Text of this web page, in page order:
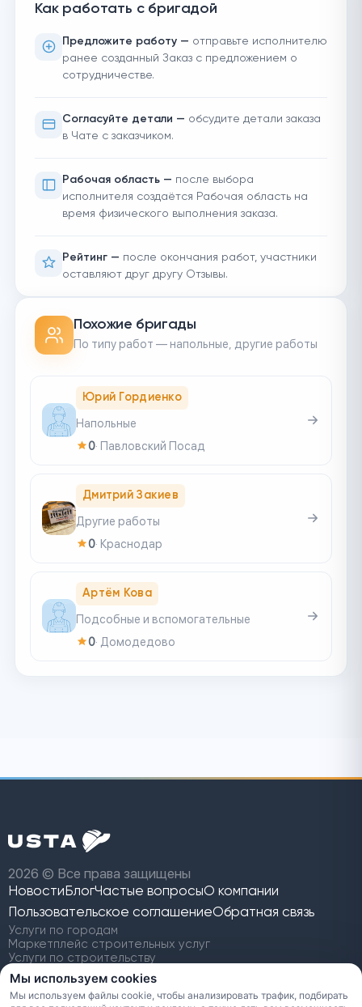
Как работать с бригадой
Предложите работу — отправьте исполнителю
ранее созданный Заказ с предложением о
сотрудничестве.
Согласуйте детали — обсудите детали заказа
в Чате с заказчиком.
Рабочая область — после выбора
исполнителя создаётся Рабочая область на
время физического выполнения заказа.
Рейтинг — после окончания работ, участники
оставляют друг другу Отзывы.
Похожие бригады
По типу работ — напольные, другие работы
Юрий Гордиенко
Напольные
0· Павловский Посад
Дмитрий Закиев
Другие работы
0· Краснодар
Артём Кова
Подсобные и вспомогательные
0· Домодедово
2026 © Все права защищены
Новости БлогЧастые вопросыО компании
Пользовательское соглашениеОбратная связь
Услуги по городам
Маркетплейс строительных услуг
Услуги по строительству
Найти строительную бригаду
Заявки на строительство
Сравнение с Профи.ру
Мы используем cookies
Мы используем файлы cookie, чтобы анализировать трафик, подбирать